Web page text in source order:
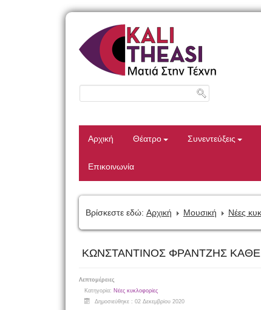
Αρχική Θέατρο Συνεντεύξεις
Επικοινωνία
Βρίσκεστε εδώ: Αρχική Μουσική Νέες
ΚΩΝΣΤΑΝΤΙΝΟΣ ΦΡΑΝΤΖΗΣ
Λεπτομέρειες
Κατηγορία: Νέες κυκλοφορίες
Δημοσιεύθηκε : 02 Δεκεμβρίου 2020